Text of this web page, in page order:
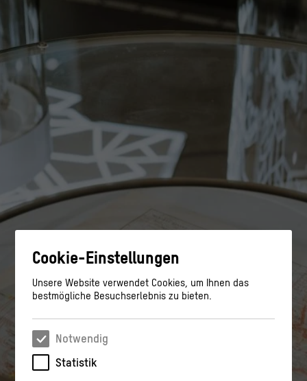
Cookie-Einstellungen
Unsere Website verwendet Cookies, um Ihnen das
bestmögliche Besuchserlebnis zu bieten.
Notwendig
Statistik